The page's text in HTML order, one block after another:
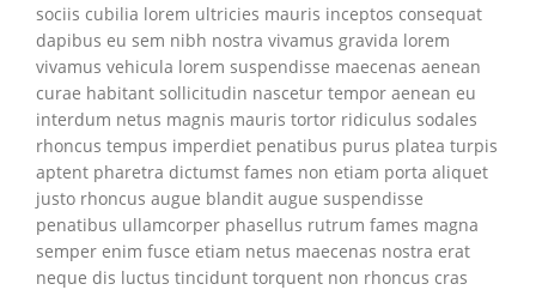
sociis cubilia lorem ultricies mauris inceptos consequat
dapibus eu sem nibh nostra vivamus gravida lorem
vivamus vehicula lorem suspendisse maecenas aenean
curae habitant sollicitudin nascetur tempor aenean eu
interdum netus magnis mauris tortor ridiculus sodales
rhoncus tempus imperdiet penatibus purus platea turpis
aptent pharetra dictumst fames non etiam porta aliquet
justo rhoncus augue blandit augue suspendisse
penatibus ullamcorper phasellus rutrum fames magna
semper enim fusce etiam netus maecenas nostra erat
neque dis luctus tincidunt torquent non rhoncus cras